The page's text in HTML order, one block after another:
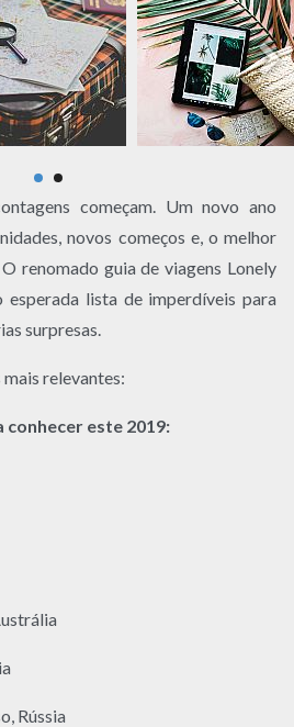
começam. Um novo ano
novos começos e, o melhor
renomado guia de viagens Lonely
esperada lista de imperdíveis para
surpresas.
relevantes:
este 2019:
Rússia